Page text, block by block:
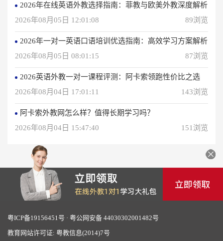
2026年在线英语外教选择指南：菲教与欧美外教深度解析
2026年08月05日 12:01:08
89浏览
2026年一对一英语口语培训优选指南：高效学习方案解析
2026年08月05日 08:01:15
87浏览
2026英语外教一对一课程评测：阿卡索领跑性价比之选
2026年08月04日 17:01:11
143浏览
阿卡索外教网怎么样？值得长期学习吗？
2026年08月04日 15:47:40
151浏览
粤ICP备19156451号 · 粤公网安备 44030302001482号
教育网站许可证: 粤教信息(2014)7号